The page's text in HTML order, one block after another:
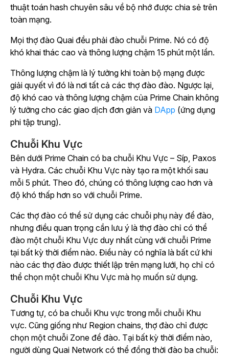
thuật toán hash chuyên sâu về bộ nhớ được chia sẻ trên
toàn mạng.
Mọi thợ đào Quai đều phải đào chuỗi Prime. Nó có độ
khó khai thác cao và thông lượng chậm 15 phút một lần.
Thông lượng chậm là lý tưởng khi toàn bộ mạng được
giải quyết vì đó là nơi tất cả các thợ đào đào. Ngược lại,
độ khó cao và thông lượng chậm của Prime Chain không
lý tưởng cho các giao dịch đơn giản và DApp (ứng dụng
phi tập trung).
Chuỗi Khu Vực
Bên dưới Prime Chain có ba chuỗi Khu Vực – Síp, Paxos
và Hydra. Các chuỗi Khu Vực này tạo ra một khối sau
mỗi 5 phút. Theo đó, chúng có thông lượng cao hơn và
độ khó thấp hơn so với chuỗi Prime.
Các thợ đào có thể sử dụng các chuỗi phụ này để đào,
nhưng điều quan trọng cần lưu ý là thợ đào chỉ có thể
đào một chuỗi Khu Vực duy nhất cùng với chuỗi Prime
tại bất kỳ thời điểm nào. Điều này có nghĩa là bất cứ khi
nào các thợ đào được thiết lập trên mạng lưới, họ chỉ có
thể chọn một chuỗi Khu Vực mà họ muốn sử dụng.
Chuỗi Khu Vực
Tương tự, có ba chuỗi Khu vực trong mỗi chuỗi Khu
vực. Cũng giống như Region chains, thợ đào chỉ được
chọn một chuỗi Zone để đào. Tại bất kỳ thời điểm nào,
người dùng Quai Network có thể đồng thời đào ba chuỗi: